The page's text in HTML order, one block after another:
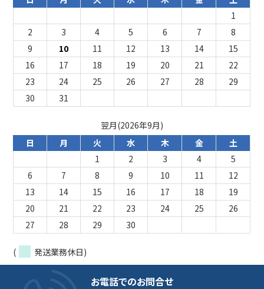
1
2
3 4 5 6 7
8
9
10 11 12 13 14
15
16
17 18 19 20 21
22
23
24 25 26 27 28
29
30
31
翌月(2026年9月)
日
月 火 水 木 金
土
1
2 3 4
5
6
7 8 9 10 11
12
13
14 15 16 17 18
19
20
21 22 23 24 25
26
27
28 29 30
( 発送業務休日)
お電話でのお問合せ